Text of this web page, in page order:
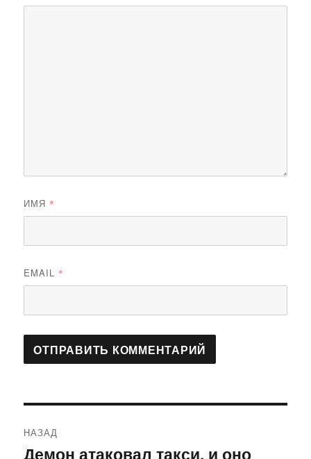
ИМЯ *
EMAIL *
по
НАЗАД
Предыдущая
Демон атаковал такси, и оно